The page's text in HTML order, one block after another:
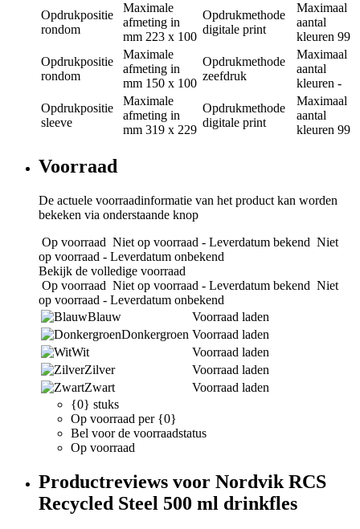
Opdrukpositie
rondom
Maximale
afmeting in
mm 223 x 100
Opdrukmethode
digitale print
Maximaal
aantal
kleuren 99
Opdrukpositie
rondom
Maximale
afmeting in
mm 150 x 100
Opdrukmethode
zeefdruk
Maximaal
aantal
kleuren -
Opdrukpositie
sleeve
Maximale
afmeting in
mm 319 x 229
Opdrukmethode
digitale print
Maximaal
aantal
kleuren 99
Voorraad
De actuele voorraadinformatie van het product kan worden
bekeken via onderstaande knop
Op voorraad Niet op voorraad - Leverdatum bekend Niet
op voorraad - Leverdatum onbekend
Bekijk de volledige voorraad
Op voorraad Niet op voorraad - Leverdatum bekend Niet
op voorraad - Leverdatum onbekend
Blauw
Voorraad laden
Donkergroen Voorraad laden
Wit
Voorraad laden
Zilver
Voorraad laden
Zwart
Voorraad laden
{0} stuks
Op voorraad per {0}
Bel voor de voorraadstatus
Op voorraad
Productreviews voor Nordvik RCS
Recycled Steel 500 ml drinkfles